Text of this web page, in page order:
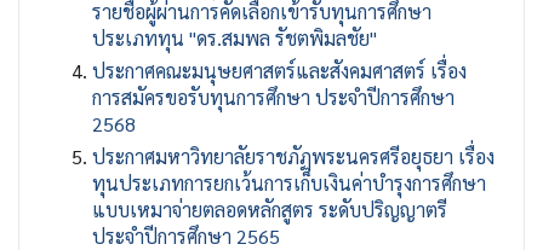
รายชื่อผู้ผ่านการคัดเลือกเข้ารับทุนการศึกษา
ประเภททุน "ดร.สมพล รัชตพิมลชัย"
ประกาศคณะมนุษยศาสตร์และสังคมศาสตร์ เรื่อง
การสมัครขอรับทุนการศึกษา ประจำปีการศึกษา
2568
ประกาศมหาวิทยาลัยราชภัฏพระนครศรีอยุธยา เรื่อง
ทุนประเภทการยกเว้นการเก็บเงินค่าบำรุงการศึกษา
แบบเหมาจ่ายตลอดหลักสูตร ระดับปริญญาตรี
ประจำปีการศึกษา 2565